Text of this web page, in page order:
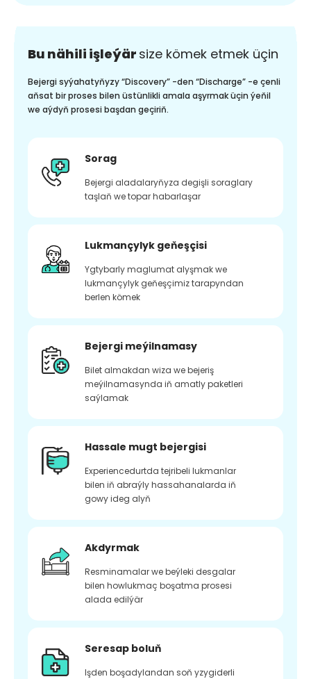
Bu nähili işleýär size kömek etmek üçin
Bejergi syýahatyňyzy “Discovery” -den “Discharge” -e çenli
aňsat bir proses bilen üstünlikli amala aşyrmak üçin ýeňil
we aýdyň prosesi başdan geçiriň.
Sorag
Bejergi aladalaryňyza degişli soraglary
taşlaň we topar habarlaşar
Lukmançylyk geňeşçisi
Ygtybarly maglumat alyşmak we
lukmançylyk geňeşçimiz tarapyndan
berlen kömek
Bejergi meýilnamasy
Bilet almakdan wiza we bejeriş
meýilnamasynda iň amatly paketleri
saýlamak
Hassale mugt bejergisi
Experiencedurtda tejribeli lukmanlar
bilen iň abraýly hassahanalarda iň
gowy ideg alyň
Akdyrmak
Resminamalar we beýleki desgalar
bilen howlukmaç boşatma prosesi
alada edilýär
Seresap boluň
Işden boşadylandan soň yzygiderli